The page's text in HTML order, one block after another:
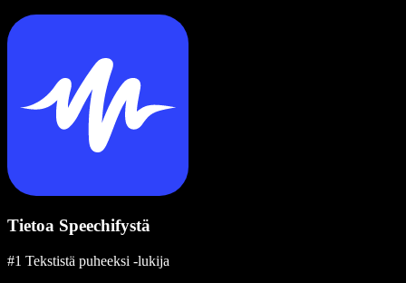
Tietoa Speechifystä
#1 Tekstistä puheeksi -lukija